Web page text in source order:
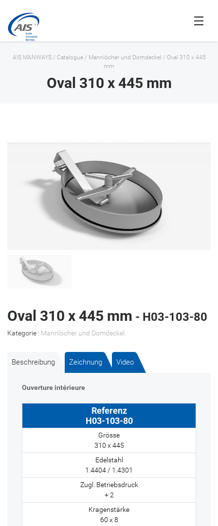
AIS MANWAYS/ Catalogue/ Mannlöcher und Domdeckel / Oval 310 x 445
mm
Oval 310 x 445 mm
Oval 310 x 445 mm - H03-103-80
Kategorie : Mannlöcher und Domdeckel
Beschreibung Zeichnung Video
Ouverture intérieure
H03-103-80
310 x 445
1.4404 / 1.4301
+ 2
60 x 8